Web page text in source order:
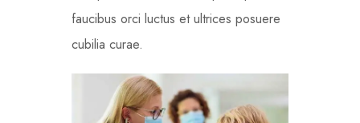
faucibus orci luctus et ultrices posuere
cubilia curae.